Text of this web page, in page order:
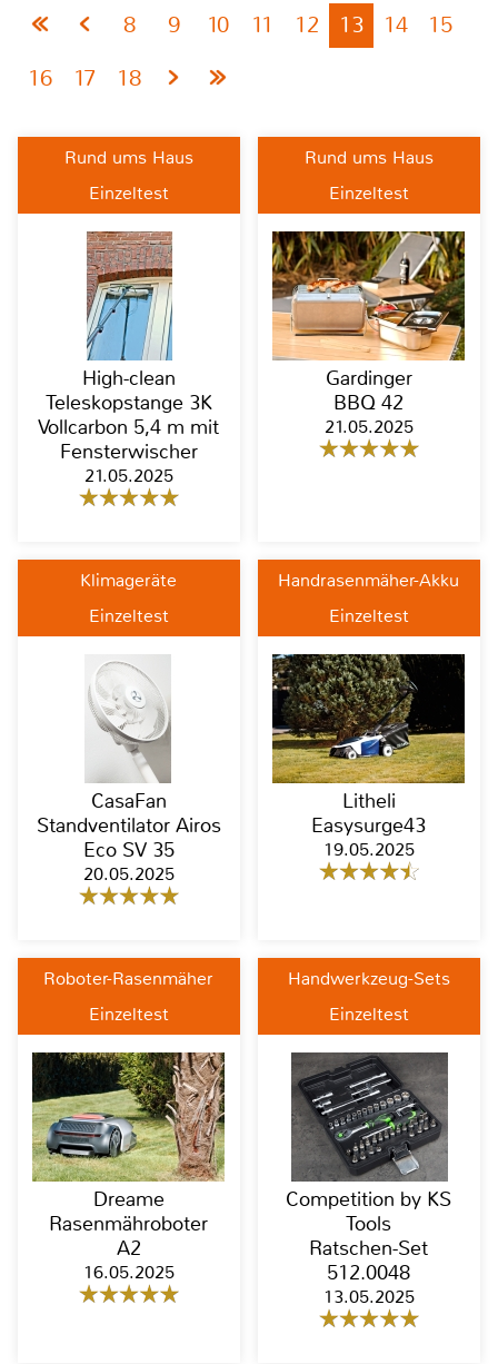
8 9 10 11 12 13 14
15
16
17 18
Rund ums Haus
Einzeltest
High-clean
Teleskopstange 3K
Vollcarbon 5,4 m mit
Fensterwischer
21.05.2025
Rund ums Haus
Einzeltest
Gardinger
BBQ 42
21.05.2025
Klimageräte
Einzeltest
CasaFan
Standventilator Airos
Eco SV 35
20.05.2025
Handrasenmäher-Akku
Einzeltest
Litheli
Easysurge43
19.05.2025
Roboter-Rasenmäher
Einzeltest
Dreame
Rasenmähroboter
A2
16.05.2025
Handwerkzeug-Sets
Einzeltest
Competition by KS
Tools
Ratschen-Set
512.0048
13.05.2025